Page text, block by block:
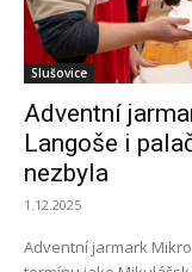
Slušovice
Adventní
Langoše i
nezbyla
1.12.2025
Adventní jarmark